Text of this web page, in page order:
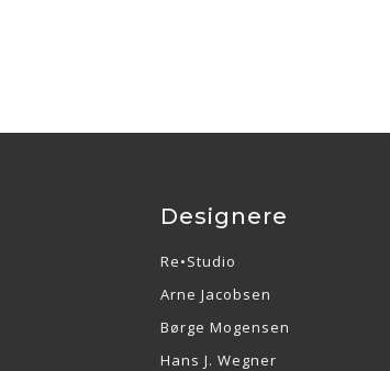
Designere
Re•Studio
Arne Jacobsen
Børge Mogensen
Hans J. Wegner